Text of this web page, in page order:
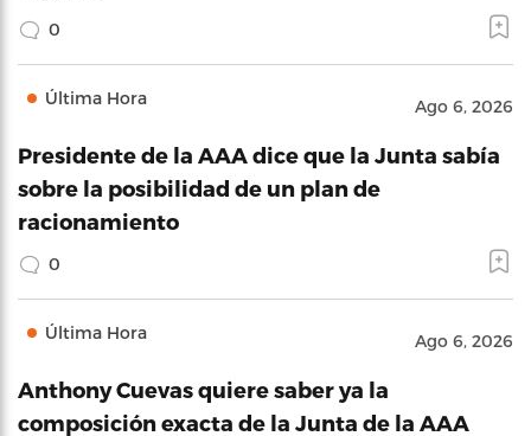
0
Última Hora Ago 6, 2026
Presidente de la AAA dice que la Junta sabía
sobre la posibilidad de un plan de
racionamiento
0
Última Hora Ago 6, 2026
Anthony Cuevas quiere saber ya la
composición exacta de la Junta de la AAA